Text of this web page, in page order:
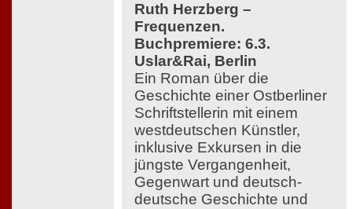
Ruth Herzberg –
Frequenzen.
Buchpremiere: 6.3.
Uslar&Rai, Berlin
Ein Roman über die
Geschichte einer Ostberliner
Schriftstellerin mit einem
westdeutschen Künstler,
inklusive Exkursen in die
jüngste Vergangenheit,
Gegenwart und deutsch-
deutsche Geschichte und